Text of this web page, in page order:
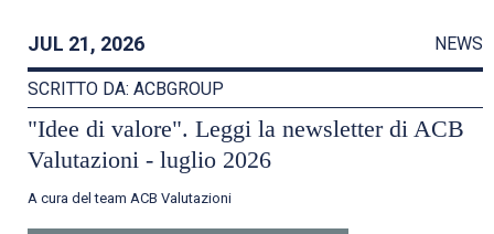
JUL 21, 2026 NEWS
SCRITTO DA: ACBGROUP
"Idee di valore". Leggi la newsletter di ACB
Valutazioni - luglio 2026
A cura del team ACB Valutazioni